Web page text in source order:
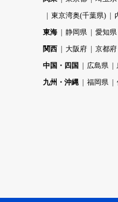
東京湾奥(千葉県)
東海
静岡県 愛知県
関西
大阪府 京都府
中国・四国
広島県
九州・沖縄
福岡県